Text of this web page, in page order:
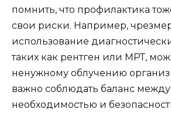
помнить, что профилактика
свои риски. Например,
использование
таких как рентген или МРТ,
ненужному облучению
важно соблюдать баланс между
необходимостью и